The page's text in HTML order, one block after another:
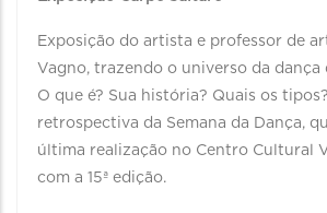
Exposição do artista e professor de
Vagno, trazendo o universo da dança
O que é? Sua história? Quais os
retrospectiva da Semana da Dança,
última realização no Centro Cultural
com a 15ª edição.